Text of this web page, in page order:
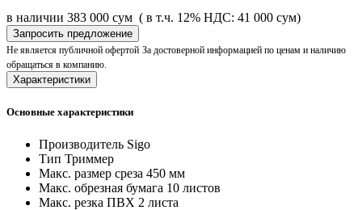
в наличии 383 000 сум ( в т.ч. 12% НДС: 41 000 сум)
Запросить предложение
Не является публичной офертой За достоверной информацией по ценам и наличию
обращаться в компанию.
Характеристики
Основные характеристики
Производитель Sigo
Тип Триммер
Макс. размер среза 450 мм
Макс. обрезная бумага 10 листов
Макс. резка ПВХ 2 листа